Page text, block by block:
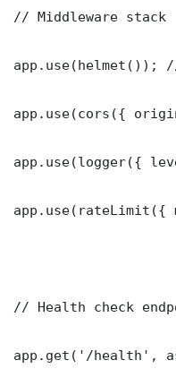
// Middleware stack
app.use(helmet());
app.use(cors({
app.use(logger({
app.use(rateLimit({
// Health check
app.get('/health',